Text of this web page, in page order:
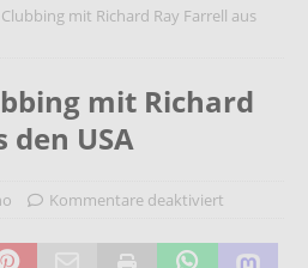
mit Richard Ray Farrell aus
mit Richard
den USA
Kommentare deaktiviert